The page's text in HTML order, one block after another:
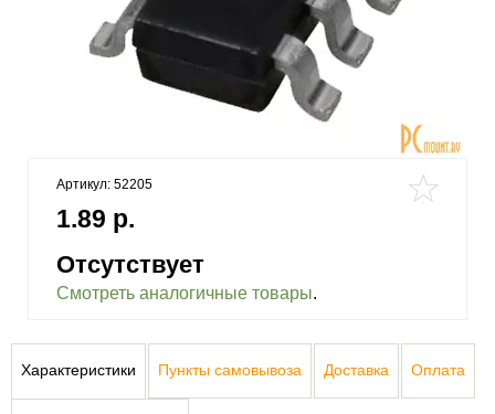
Артикул: 52205
1.89 р.
Отсутствует
Смотреть аналогичные товары.
Характеристики Пункты самовывоза Доставка Оплата